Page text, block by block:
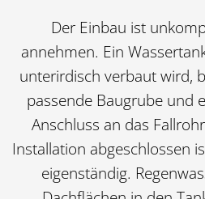
Der Einbau ist
annehmen. Ein
unterirdisch verbaut wird,
passende Baugrube und
Anschluss an das
Installation abgeschlossen
eigenständig.